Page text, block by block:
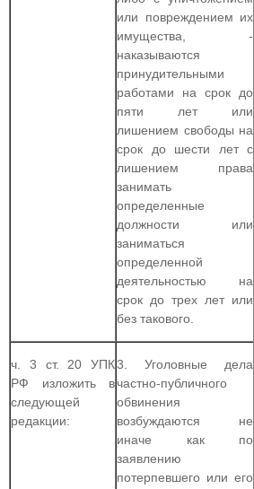
или повреждением их
имущества, -
наказываются
принудительными
работами на срок до
пяти лет или
лишением свободы на
срок до шести лет с
лишением права
занимать
определенные
должности или
заниматься
определенной
деятельностью на
срок до трех лет или
без такового.
ч. 3 ст. 20 УПК
РФ изложить в
следующей
редакции:
3. Уголовные дела
частно-публичного
обвинения
возбуждаются не
иначе как по
заявлению
потерпевшего или его